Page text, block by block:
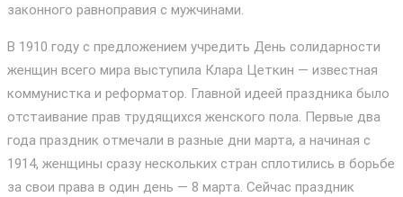
законного равноправия с мужчинами.
В 1910 году с предложением учредить День солидарности
женщин всего мира выступила Клара Цеткин — известная
коммунистка и реформатор. Главной идеей праздника было
отстаивание прав трудящихся женского пола. Первые два
года праздник отмечали в разные дни марта, а начиная с
1914, женщины сразу нескольких стран сплотились в борьбе
за свои права в один день — 8 марта. Сейчас праздник